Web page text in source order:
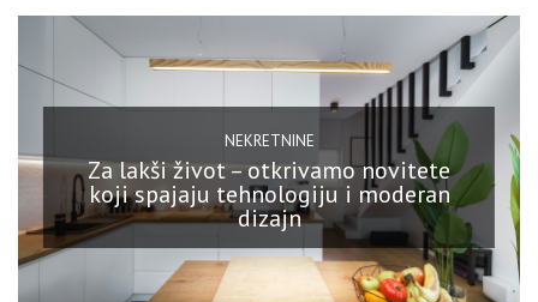
NEKRETNINE
Za lakši život – otkrivamo novitete
koji spajaju tehnologiju i moderan
dizajn